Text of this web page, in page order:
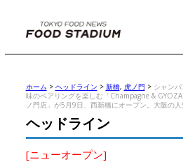
ホーム > ヘッドライン > 新橋, 虎ノ門 > シャン
味のペアリングを楽しむ「Champagne &
ノ門店」が5月9日、西新橋にオープン。大阪の
ヘッドライン
[ニューオープン]